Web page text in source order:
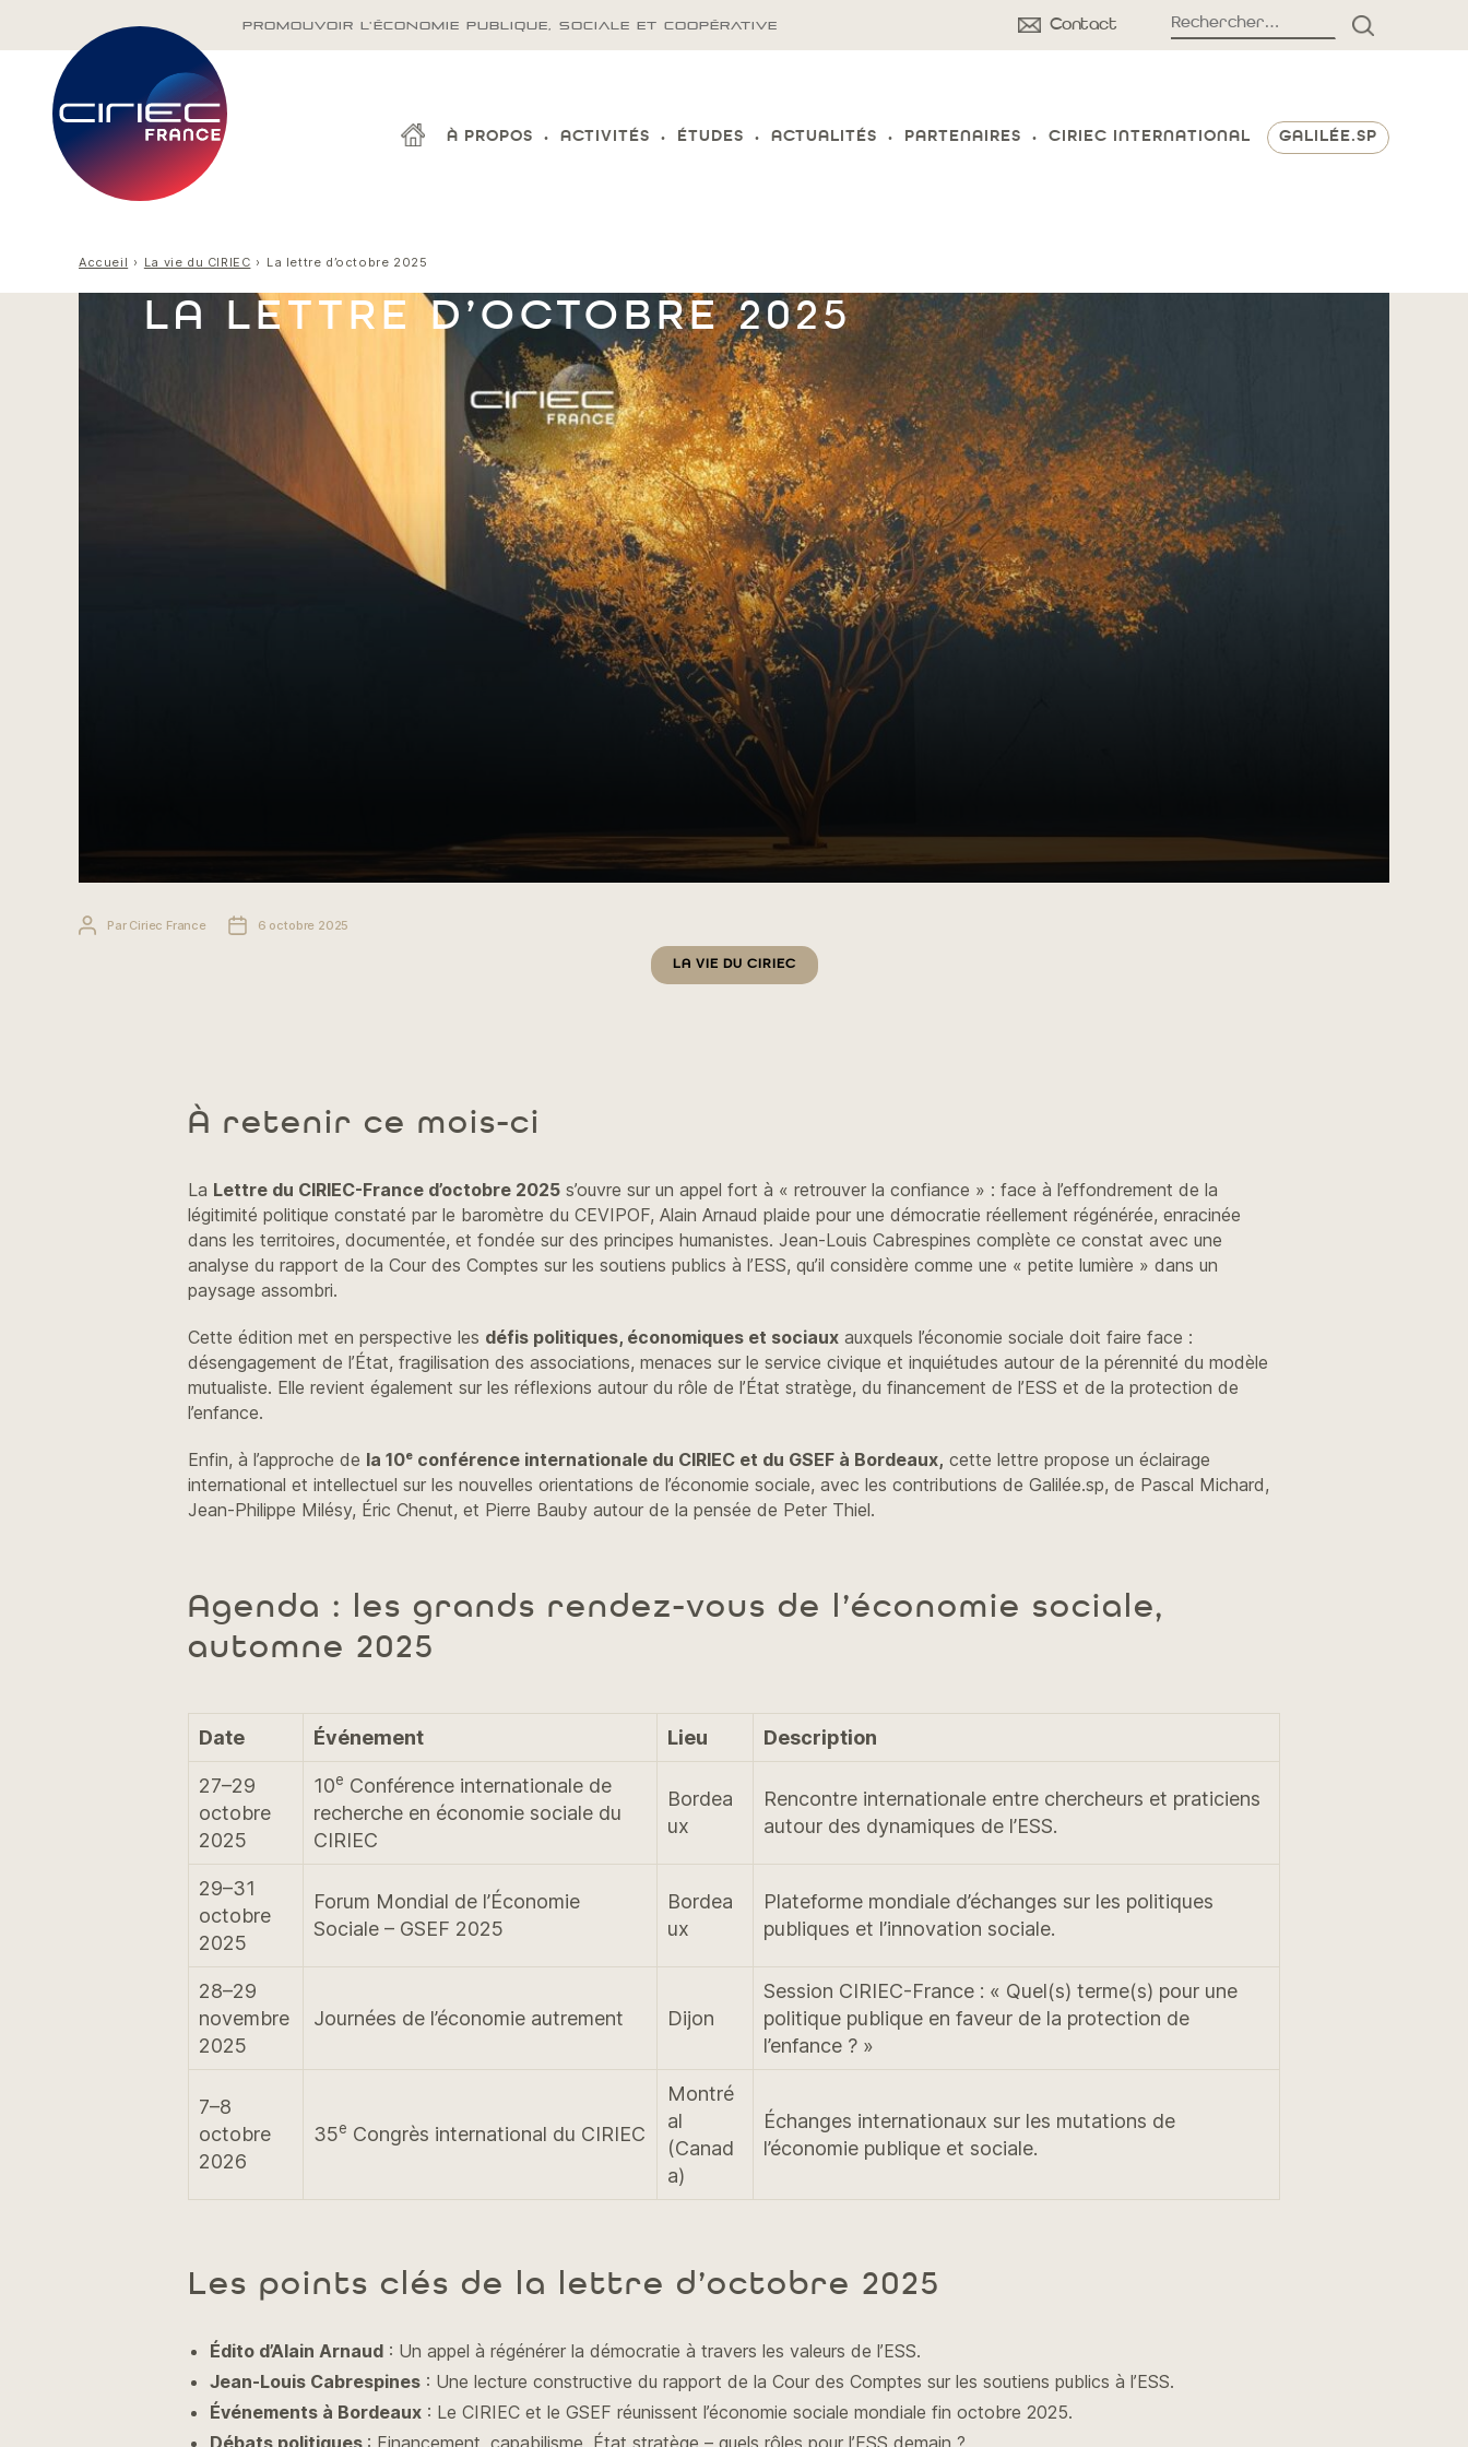
PROMOUVOIR L'ÉCONOMIE PUBLIQUE, SOCIALE ET COOPÉRATIVE Contact Rechercher :
À PROPOS ACTIVITÉS ÉTUDES ACTUALITÉS PARTENAIRES CIRIEC INTERNATIONAL GALILÉE.SP
Accueil La vie du CIRIEC La lettre d’octobre 2025
LA LETTRE D’OCTOBRE 2025
Auteur
Par Ciriec France
Date6 octobre 2025
Catégories
LA VIE DU CIRIEC
À retenir ce mois-ci
La Lettre du CIRIEC-France d’octobre 2025 s’ouvre sur un appel fort à « retrouver la confiance » : face à l’effondrement de la
légitimité politique constaté par le baromètre du CEVIPOF, Alain Arnaud plaide pour une démocratie réellement régénérée, enracinée
dans les territoires, documentée, et fondée sur des principes humanistes. Jean-Louis Cabrespines complète ce constat avec une
analyse du rapport de la Cour des Comptes sur les soutiens publics à l’ESS, qu’il considère comme une « petite lumière » dans un
paysage assombri.
Cette édition met en perspective les défis politiques, économiques et sociaux auxquels l’économie sociale doit faire face :
désengagement de l’État, fragilisation des associations, menaces sur le service civique et inquiétudes autour de la pérennité du modèle
mutualiste. Elle revient également sur les réflexions autour du rôle de l’État stratège, du financement de l’ESS et de la protection de
l’enfance.
Enfin, à l’approche de la 10ᵉ conférence internationale du CIRIEC et du GSEF à Bordeaux, cette lettre propose un éclairage
international et intellectuel sur les nouvelles orientations de l’économie sociale, avec les contributions de Galilée.sp, de Pascal Michard,
Jean-Philippe Milésy, Éric Chenut, et Pierre Bauby autour de la pensée de Peter Thiel.
Agenda : les grands rendez-vous de l’économie sociale,
automne 2025
Date Événement Lieu Description
27–29
octobre
2025
10e Conférence internationale de
recherche en économie sociale du
CIRIEC
Bordea
ux
Rencontre internationale entre chercheurs et praticiens
autour des dynamiques de l’ESS.
29–31
octobre
2025
Forum Mondial de l’Économie
Sociale – GSEF 2025
Bordea
ux
Plateforme mondiale d’échanges sur les politiques
publiques et l’innovation sociale.
28–29
novembre
2025
Journées de l’économie autrement Dijon
Session CIRIEC-France : « Quel(s) terme(s) pour une
politique publique en faveur de la protection de
l’enfance ? »
7–8
octobre
2026
35e Congrès international du CIRIEC
Montré
al
(Canad
a)
Échanges internationaux sur les mutations de
l’économie publique et sociale.
Les points clés de la lettre d’octobre 2025
Édito d’Alain Arnaud : Un appel à régénérer la démocratie à travers les valeurs de l’ESS.
Jean-Louis Cabrespines : Une lecture constructive du rapport de la Cour des Comptes sur les soutiens publics à l’ESS.
Événements à Bordeaux : Le CIRIEC et le GSEF réunissent l’économie sociale mondiale fin octobre 2025.
Débats politiques : Financement, capabilisme, État stratège – quels rôles pour l’ESS demain ?